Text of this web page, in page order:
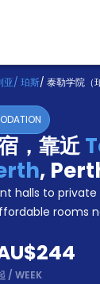
AUD
亚/ 珀斯/ 泰勒学院（
，靠近
,
halls to
rooms
/ WEEK